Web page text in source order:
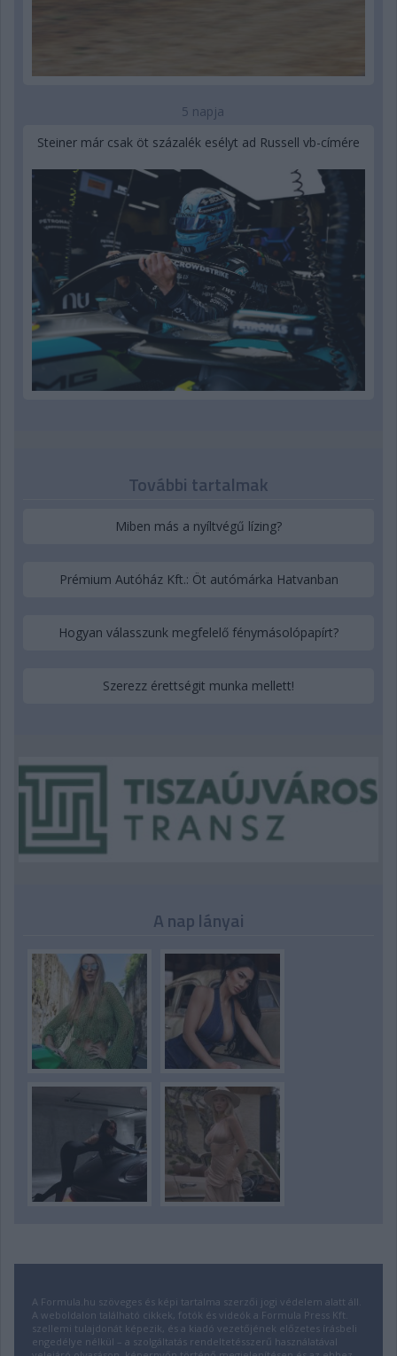
5 napja
Steiner már csak öt százalék esélyt ad Russell vb-címére
További tartalmak
Miben más a nyíltvégű lízing?
Prémium Autóház Kft.: Öt autómárka Hatvanban
Hogyan válasszunk megfelelő fénymásolópapírt?
Szerezz érettségit munka mellett!
A nap lányai
A Formula.hu szöveges és képi tartalma szerzői jogi védelem alatt áll.
A weboldalon található cikkek, fotók és videók a Formula Press Kft.
szellemi tulajdonát képezik, és a kiadó vezetőjének előzetes írásbeli
engedélye nélkül – a szolgáltatás rendeltetésszerű használatával